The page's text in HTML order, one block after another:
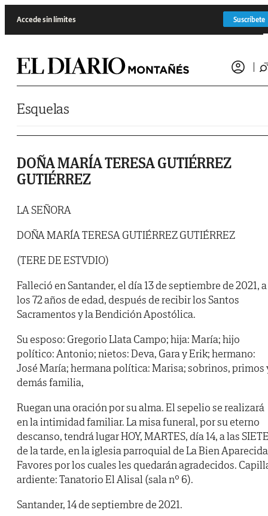
Accede sin límites Suscríbete
Esquelas
DOÑA MARÍA TERESA GUTIÉRREZ
GUTIÉRREZ
LA SEÑORA
DOÑA MARÍA TERESA GUTIÉRREZ GUTIÉRREZ
(TERE DE ESTVDIO)
Falleció en Santander, el día 13 de septiembre de 2021, a
los 72 años de edad, después de recibir los Santos
Sacramentos y la Bendición Apostólica.
Su esposo: Gregorio Llata Campo; hija: María; hijo
político: Antonio; nietos: Deva, Gara y Erik; hermano:
José María; hermana política: Marisa; sobrinos, primos
demás familia,
Ruegan una oración por su alma. El sepelio se realizará
en la intimidad familiar. La misa funeral, por su eterno
descanso, tendrá lugar HOY, MARTES, día 14, a las
de la tarde, en la iglesia parroquial de La Bien
Favores por los cuales les quedarán agradecidos.
ardiente: Tanatorio El Alisal (sala nº 6).
Santander, 14 de septiembre de 2021.